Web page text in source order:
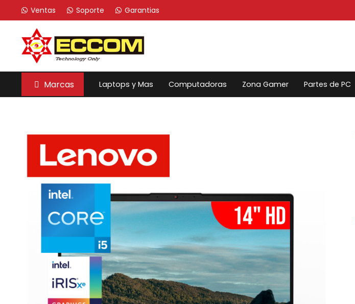
Ventas Soporte Garantias
Marcas Laptops y Mas Computadoras Zona Gamer Partes de PC